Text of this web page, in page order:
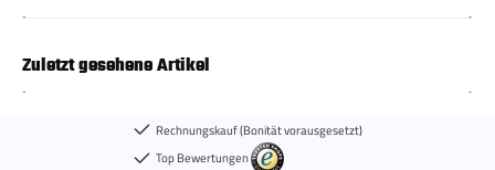
Zuletzt gesehene Artikel
Rechnungskauf (Bonität vorausgesetzt)
Top Bewertungen